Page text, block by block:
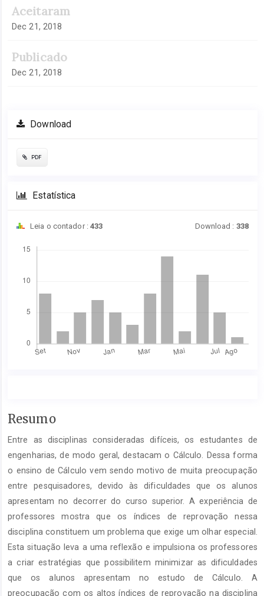
Aceitaram
Dec 21, 2018
Publicado
Dec 21, 2018
Download
PDF
Estatística
Leia o contador : 433 Download : 338
Conteúdo
artigo
principal
Resumo
Entre as disciplinas consideradas difíceis, os estudantes de
engenharias, de modo geral, destacam o Cálculo. Dessa forma
o ensino de Cálculo vem sendo motivo de muita preocupação
entre pesquisadores, devido às dificuldades que os alunos
apresentam no decorrer do curso superior. A experiência de
professores mostra que os índices de reprovação nessa
disciplina constituem um problema que exige um olhar especial.
Esta situação leva a uma reflexão e impulsiona os professores
a criar estratégias que possibilitem minimizar as dificuldades
que os alunos apresentam no estudo de Cálculo. A
preocupação com os altos índices de reprovação na disciplina